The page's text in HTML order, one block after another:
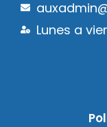
Lunes a